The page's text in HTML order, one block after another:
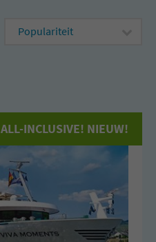
ALL-INCLUSIVE! NIEUW!